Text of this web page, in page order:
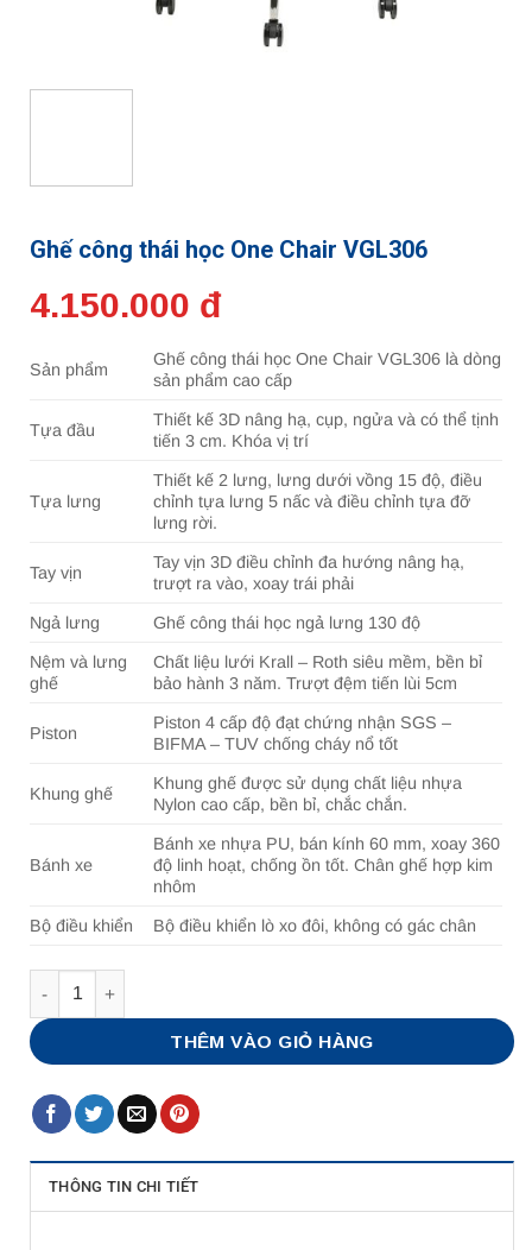
Ghế công thái học One Chair VGL306
4.150.000 đ
Sản phẩm
Ghế công thái học One Chair VGL306 là dòng
sản phẩm cao cấp
Tựa đầu
Thiết kế 3D nâng hạ, cụp, ngửa và có thể tịnh
tiến 3 cm. Khóa vị trí
Tựa lưng
Thiết kế 2 lưng, lưng dưới vồng 15 độ, điều
chỉnh tựa lưng 5 nấc và điều chỉnh tựa đỡ
lưng rời.
Tay vịn
Tay vịn 3D điều chỉnh đa hướng nâng hạ,
trượt ra vào, xoay trái phải
Ngả lưng Ghế công thái học ngả lưng 130 độ
Nệm và lưng
ghế
Chất liệu lưới Krall – Roth siêu mềm, bền bỉ
bảo hành 3 năm. Trượt đệm tiến lùi 5cm
Piston
Piston 4 cấp độ đạt chứng nhận SGS –
BIFMA – TUV chống cháy nổ tốt
Khung ghế
Khung ghế được sử dụng chất liệu nhựa
Nylon cao cấp, bền bỉ, chắc chắn.
Bánh xe
Bánh xe nhựa PU, bán kính 60 mm, xoay 360
độ linh hoạt, chống ồn tốt. Chân ghế hợp kim
nhôm
Bộ điều khiển Bộ điều khiển lò xo đôi, không có gác chân
Số lượng
THÊM VÀO GIỎ HÀNG
THÔNG TIN CHI TIẾT